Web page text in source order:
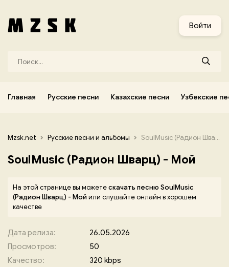
Войти
Главная Русские песни Казахские песни Узбекские
Mzsk.net Русские песни и альбомы SoulMusic (Радион Шварц) - Мой
SoulMusic (Радион Шварц) - Мой
На этой странице вы можетескачать песню SoulMusic
(Радион Шварц) - Мойили слушайте онлайн в хорошем
качестве
Дата релиза:
26.05.2026
Просмотров:
50
Качество:
320 kbps
Узбекские песни Корейские песни